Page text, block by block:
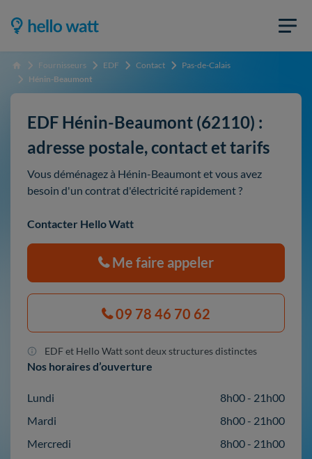
Accueil Fournisseurs EDF Contact
Pas-de-Calais
Hénin-Beaumont
EDF Hénin-Beaumont (62110) :
adresse postale, contact et tarifs
Vous déménagez à Hénin-Beaumont et vous avez
besoin d'un contrat d'électricité rapidement ?
Contacter Hello Watt
Me faire appeler
09 78 46 70 62
EDF et Hello Watt sont deux structures distinctes
Nos horaires d’ouverture
Lundi
8h00 - 21h00
Mardi
8h00 - 21h00
Mercredi
8h00 - 21h00